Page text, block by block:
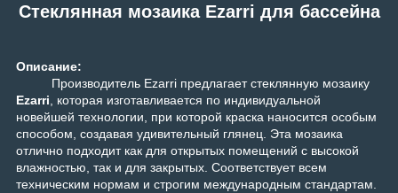
Стеклянная мозаика Ezarri для бассейна
Описание:
Производитель Ezarri предлагает стеклянную мозаику
Ezarri, которая изготавливается по индивидуальной
новейшей технологии, при которой краска наносится особым
способом, создавая удивительный глянец. Эта мозаика
отлично подходит как для открытых помещений с высокой
влажностью, так и для закрытых. Соответствует всем
техническим нормам и строгим международным стандартам.